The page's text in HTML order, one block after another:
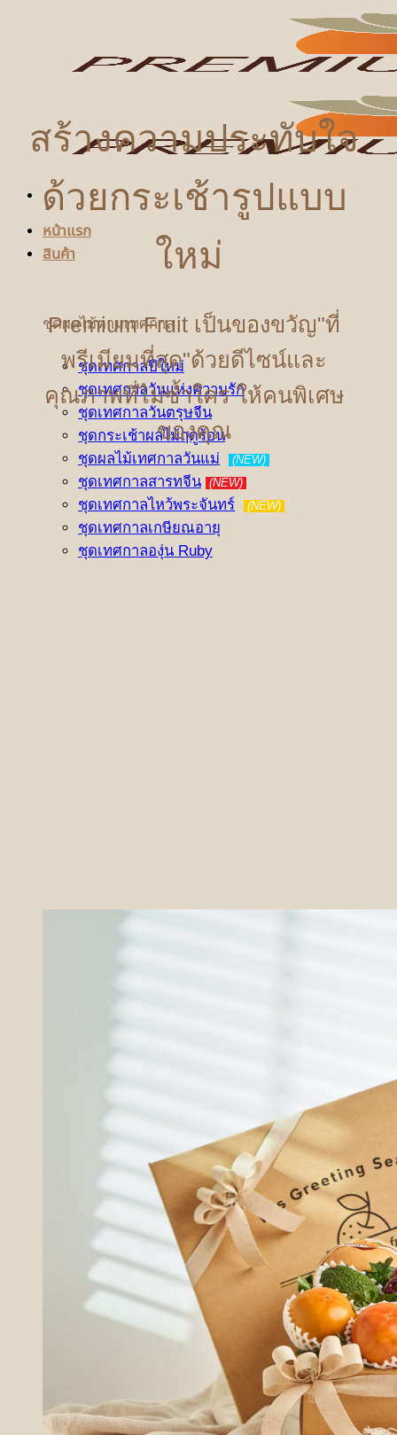
หน้าแรก
สินค้า
ชุดผลไม้ตามเทศกาล
ชุดเทศกาลปีใหม่
ชุดเทศกาลวันแห่งความรัก
ชุดเทศกาลวันตรุษจีน
ชุดกระเช้าผลไม้ฤดูร้อน
ชุดผลไม้เทศกาลวันแม่
(NEW)
ชุดเทศกาลสารทจีน (NEW)
ชุดเทศกาลไหว้พระจันทร์ (NEW)
ชุดเทศกาลเกษียณอายุ
ชุดเทศกาลองุ่น Ruby
สร้างความประทับใจ
ด้วยกระเช้ารูปแบบ
ใหม่
Premium Fruit เป็นของขวัญ"ที่
พรีเมียมที่สุด"ด้วยดีไซน์และ
คุณภาพที่ไม่ซ้ำใคร ให้คนพิเศษ
ของคุณ